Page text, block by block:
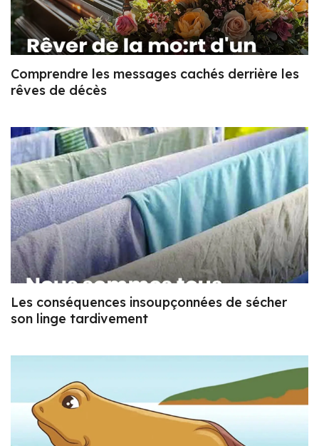
Comprendre les messages cachés derrière les
rêves de décès
Les conséquences insoupçonnées de sécher
son linge tardivement